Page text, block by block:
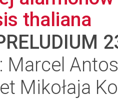
thaliana
Marcel
Mikołaja